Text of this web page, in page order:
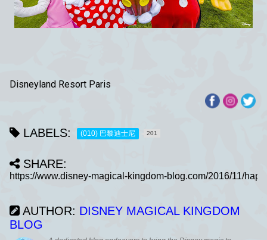
Disneyland Resort Paris
LABELS: (010) 巴黎迪士尼 201
SHARE:
AUTHOR: DISNEY MAGICAL KINGDOM
BLOG